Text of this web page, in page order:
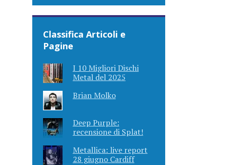
Classifica Articoli e
Pagine
I 10 Migliori Dischi
Metal del 2025
Brian Molko
Deep Purple:
recensione di Splat!
Metallica: live report
28 giugno Cardiff